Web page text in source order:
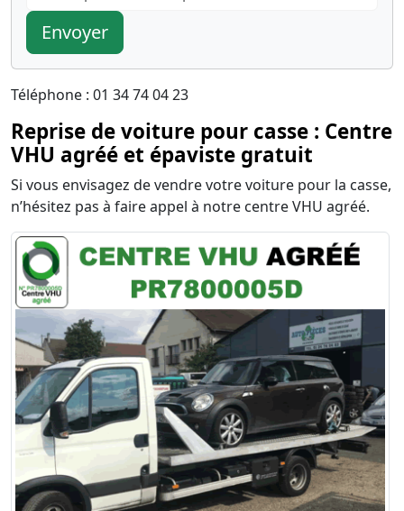
Envoyer
Téléphone : 01 34 74 04 23
Reprise de voiture pour casse : Centre
VHU agréé et épaviste gratuit
Si vous envisagez de vendre votre voiture pour la casse,
n’hésitez pas à faire appel à notre centre VHU agréé.